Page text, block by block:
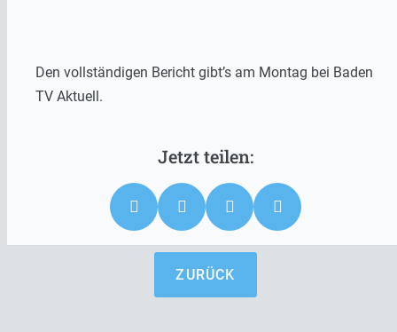
Den vollständigen Bericht gibt’s am Montag bei Baden
TV Aktuell.
ZURÜCK